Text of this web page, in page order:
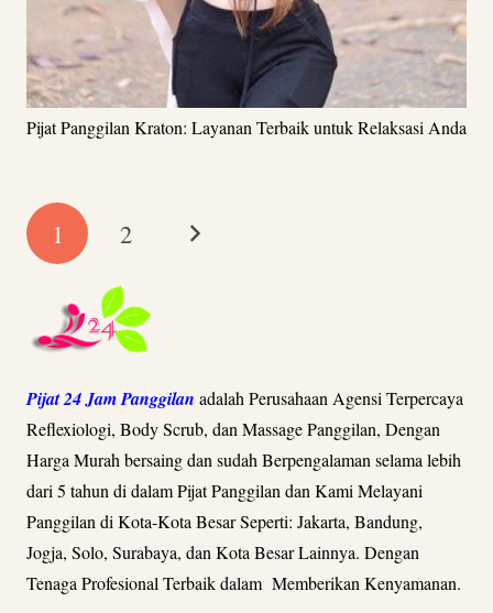
Pijat Panggilan Kraton: Layanan Terbaik untuk Relaksasi Anda
1 2
Pijat 24 Jam Panggilan adalah Perusahaan Agensi Terpercaya
Reflexiologi, Body Scrub, dan Massage Panggilan, Dengan
Harga Murah bersaing dan sudah Berpengalaman selama lebih
dari 5 tahun di dalam Pijat Panggilan dan Kami Melayani
Panggilan di Kota-Kota Besar Seperti: Jakarta, Bandung,
Jogja, Solo, Surabaya, dan Kota Besar Lainnya. Dengan
Tenaga Profesional Terbaik dalam Memberikan Kenyamanan.